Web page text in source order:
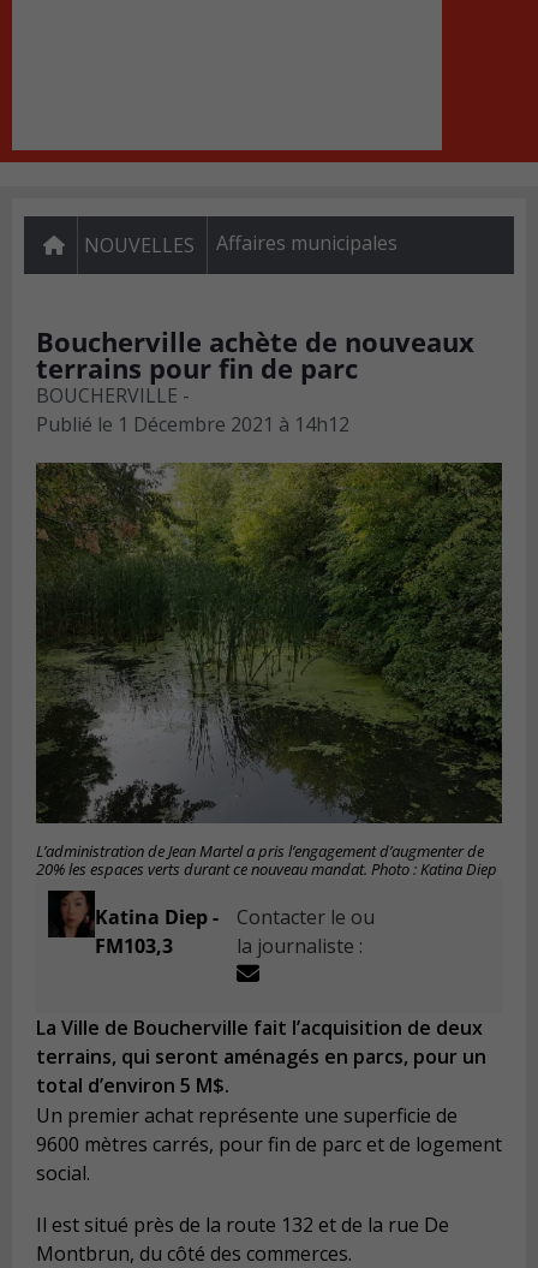
NOUVELLES Affaires municipales
Boucherville achète de nouveaux
terrains pour fin de parc
BOUCHERVILLE -
Publié le 1 Décembre 2021 à 14h12
L’administration de Jean Martel a pris l’engagement d’augmenter de
20% les espaces verts durant ce nouveau mandat. Photo : Katina Diep
Katina Diep -
FM103,3
Contacter le ou
la journaliste :
La Ville de Boucherville fait l’acquisition de deux
terrains, qui seront aménagés en parcs, pour un
total d’environ 5 M$.
Un premier achat représente une superficie de
9600 mètres carrés, pour fin de parc et de logement
social.
Il est situé près de la route 132 et de la rue De
Montbrun, du côté des commerces.